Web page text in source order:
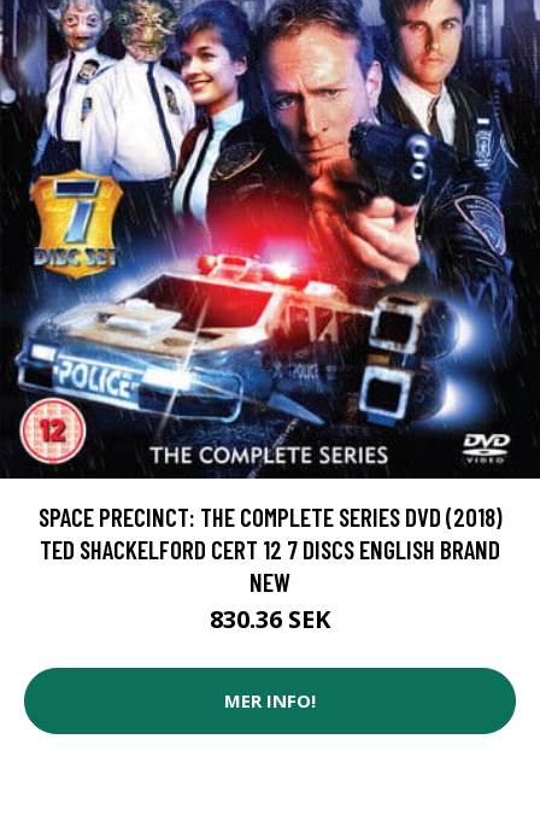
SPACE PRECINCT: THE COMPLETE SERIES DVD (2018)
TED SHACKELFORD CERT 12 7 DISCS ENGLISH BRAND
NEW
830.36 SEK
MER INFO!